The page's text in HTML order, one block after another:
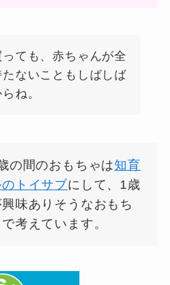
ても、赤ちゃんが全
たないこともしばしば
ね。
の間のおもちゃは知育
トイサブにして、1歳
味ありそうなおもち
考えています。